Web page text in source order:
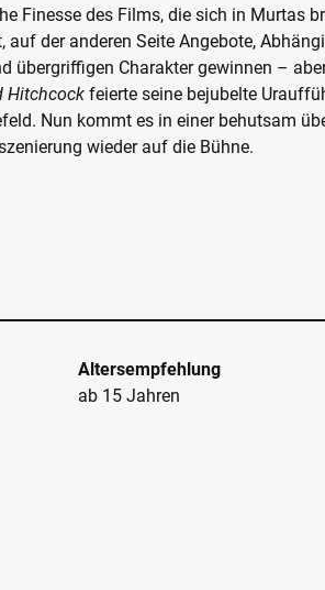
Finesse des Films, die sich in Murtas
auf der anderen Seite Angebote,
übergriffigen Charakter gewinnen –
Hitchcock feierte seine bejubelte
Nun kommt es in einer behutsam
wieder auf die Bühne.
Altersempfehlung
ab 15 Jahren